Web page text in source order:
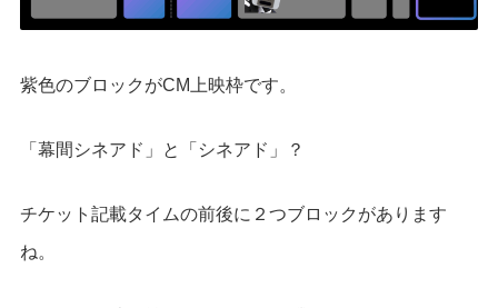
紫色のブロックがCM上映枠です。
「幕間シネアド」と「シネアド」？
チケット記載タイムの前後に２つブロックがあります
ね。